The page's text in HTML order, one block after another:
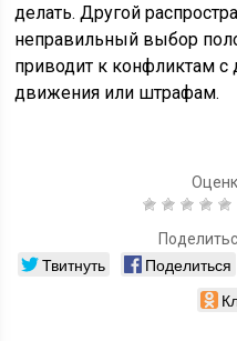
делать. Другой
неправильный выбор
приводит к конфликтам с
движения или штрафам.
Твитнуть Поделиться